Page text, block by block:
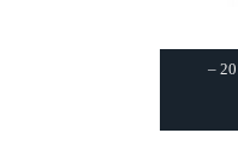
كاتالوگ‌های انجمن برای نمايشگاه‌های كتاب 2016 –